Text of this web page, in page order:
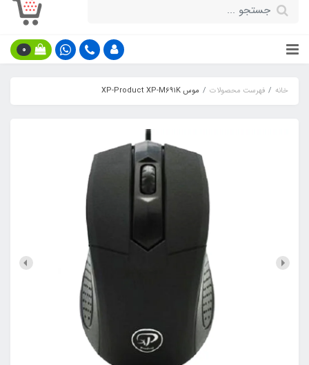
0
خانه فهرست محصولات موس XP-Product XP-M691K